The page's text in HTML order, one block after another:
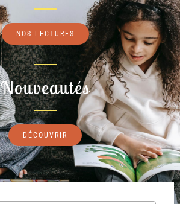
NOS LECTURES
Nouveautés
DÉCOUVRIR